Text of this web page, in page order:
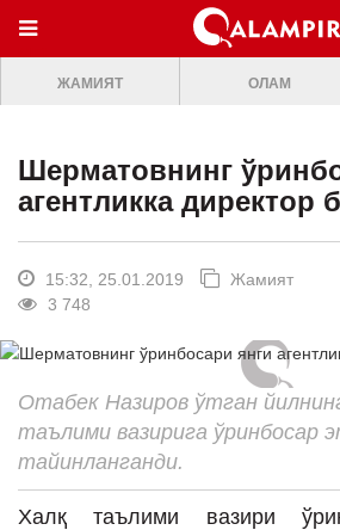
МЕНЮ
ONLINE TV
ЖАМИЯТ
ШОУ-БИЗНЕС
Клип
Кино
ЖАМИЯТ ОЛАМ
Шерматовнинг
агентликка директор
15:32, 25.01.2019
Жамият
3 748
Отабек Назиров ўтган
таълими вазирига ўринбосар
тайинланганди.
Халқ таълими вазири